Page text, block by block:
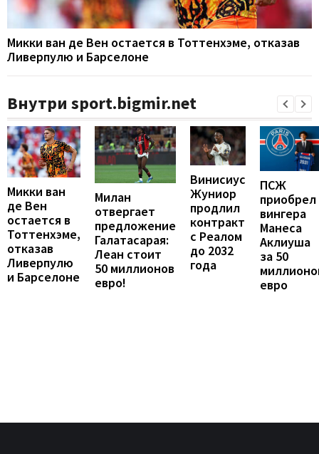
Микки ван де Вен остается в Тоттенхэме, отказав
Ливерпулю и Барселоне
Внутри sport.bigmir.net
Микки ван
де Вен
остается в
Тоттенхэме,
отказав
Ливерпулю
и Барселоне
Милан
отвергает
предложение
Галатасарая:
Леан стоит
50 миллионов
евро!
Винисиус
Жуниор
продлил
контракт
с Реалом
до 2032
года
ПСЖ
приобрел
вингера
Манеса
Аклиуша
за 50
евро